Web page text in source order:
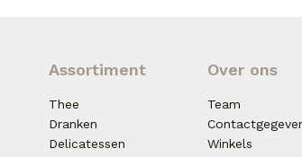
Assortiment
Thee
Dranken
Delicatessen
Over ons
Team
Winkels